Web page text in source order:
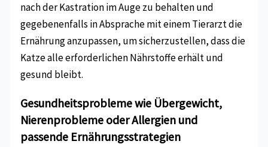
nach der Kastration im Auge zu behalten und
gegebenenfalls in Absprache mit einem Tierarzt die
Ernährung anzupassen, um sicherzustellen, dass die
Katze alle erforderlichen Nährstoffe erhält und
gesund bleibt.
Gesundheitsprobleme wie Übergewicht,
Nierenprobleme oder Allergien und
passende Ernährungsstrategien